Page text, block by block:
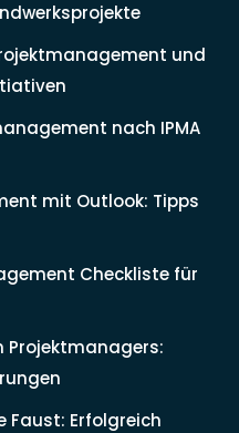
und
nach IPMA
mit Outlook: Tipps
Checkliste für
Projektmanagers:
Faust: Erfolgreich